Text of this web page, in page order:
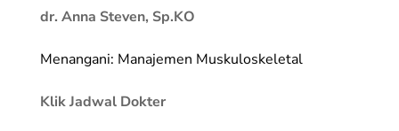
dr. Anna Steven, Sp.KO
Menangani: Manajemen Muskuloskeletal
Klik Jadwal Dokter